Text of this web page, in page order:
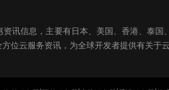
讯信息，主要有日本、美国、香港、泰
位云服务资讯，为全球开发者提供有关于